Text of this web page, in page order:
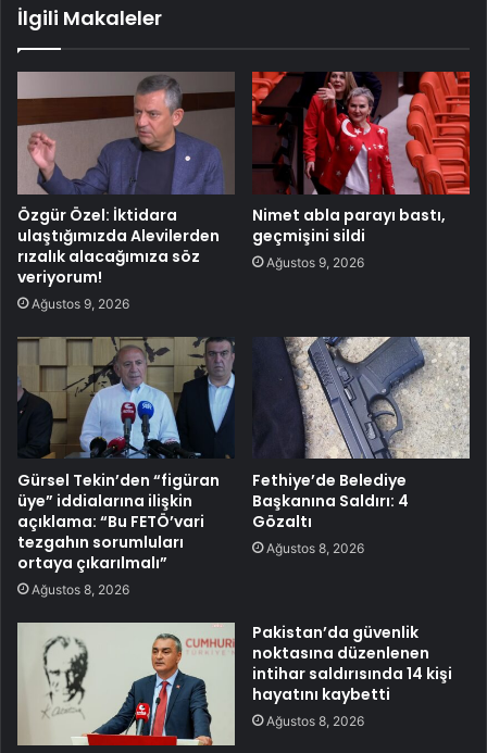
İlgili Makaleler
Özgür Özel: İktidara
ulaştığımızda Alevilerden
rızalık alacağımıza söz
veriyorum!
Ağustos 9, 2026
Nimet abla parayı bastı,
geçmişini sildi
Ağustos 9, 2026
Gürsel Tekin’den “figüran
üye” iddialarına ilişkin
açıklama: “Bu FETÖ’vari
tezgahın sorumluları
ortaya çıkarılmalı”
Ağustos 8, 2026
Fethiye’de Belediye
Başkanına Saldırı: 4
Gözaltı
Ağustos 8, 2026
Pakistan’da güvenlik
noktasına düzenlenen
intihar saldırısında 14 kişi
hayatını kaybetti
Ağustos 8, 2026